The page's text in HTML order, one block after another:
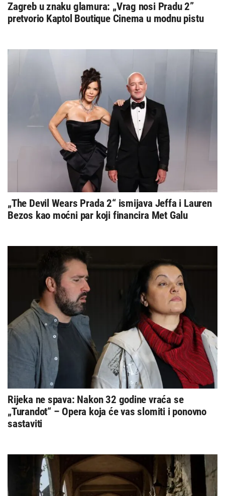
Zagreb u znaku glamura: „Vrag nosi Pradu 2”
pretvorio Kaptol Boutique Cinema u modnu pistu
„The Devil Wears Prada 2“ ismijava Jeffa i Lauren
Bezos kao moćni par koji financira Met Galu
Rijeka ne spava: Nakon 32 godine vraća se
„Turandot“ – Opera koja će vas slomiti i ponovno
sastaviti